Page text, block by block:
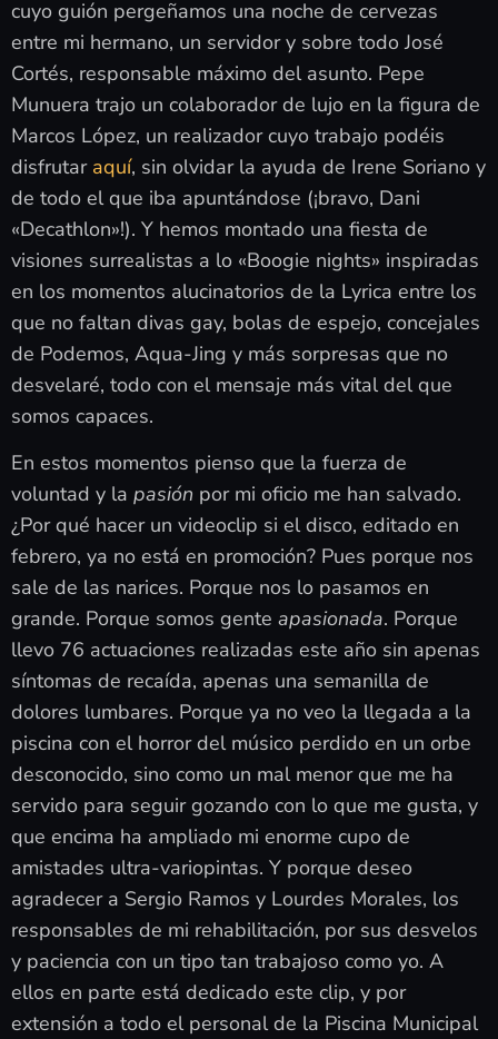
cuyo guión pergeñamos una noche de cervezas
entre mi hermano, un servidor y sobre todo José
Cortés, responsable máximo del asunto. Pepe
Munuera trajo un colaborador de lujo en la figura de
Marcos López, un realizador cuyo trabajo podéis
disfrutar aquí, sin olvidar la ayuda de Irene Soriano y
de todo el que iba apuntándose (¡bravo, Dani
«Decathlon»!). Y hemos montado una fiesta de
visiones surrealistas a lo «Boogie nights» inspiradas
en los momentos alucinatorios de la Lyrica entre los
que no faltan divas gay, bolas de espejo, concejales
de Podemos, Aqua-Jing y más sorpresas que no
desvelaré, todo con el mensaje más vital del que
somos capaces.
En estos momentos pienso que la fuerza de
voluntad y la pasión por mi oficio me han salvado.
¿Por qué hacer un videoclip si el disco, editado en
febrero, ya no está en promoción? Pues porque nos
sale de las narices. Porque nos lo pasamos en
grande. Porque somos gente apasionada. Porque
llevo 76 actuaciones realizadas este año sin apenas
síntomas de recaída, apenas una semanilla de
dolores lumbares. Porque ya no veo la llegada a la
piscina con el horror del músico perdido en un orbe
desconocido, sino como un mal menor que me ha
servido para seguir gozando con lo que me gusta, y
que encima ha ampliado mi enorme cupo de
amistades ultra-variopintas. Y porque deseo
agradecer a Sergio Ramos y Lourdes Morales, los
responsables de mi rehabilitación, por sus desvelos
y paciencia con un tipo tan trabajoso como yo. A
ellos en parte está dedicado este clip, y por
extensión a todo el personal de la Piscina Municipal